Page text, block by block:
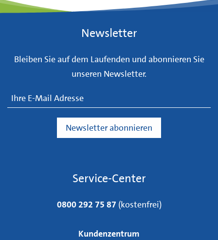
Newsletter
Bleiben Sie auf dem Laufenden und abonnieren Sie
unseren Newsletter.
Service-Center
0800 292 75 87 (kostenfrei)
Kundenzentrum